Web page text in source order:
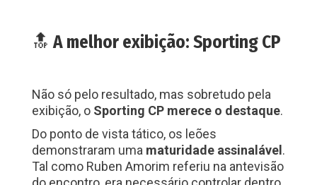
🔝 A melhor exibição: Sporting CP
Não só pelo resultado, mas sobretudo pela
exibição, o Sporting CP merece o destaque.
Do ponto de vista tático, os leões
demonstraram uma maturidade assinalável .
Tal como Ruben Amorim referiu na antevisão